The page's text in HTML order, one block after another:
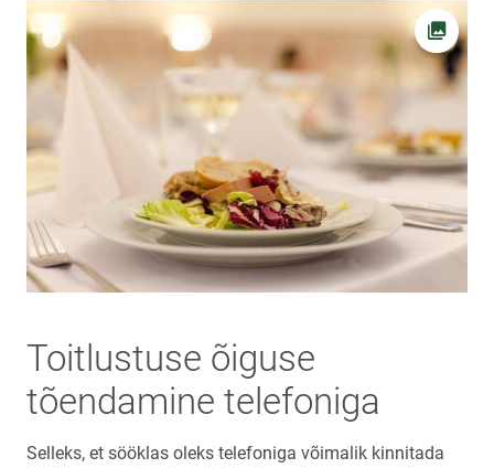
Ava
Toitlustuse õiguse
tõendamine telefoniga
Selleks, et sööklas oleks telefoniga võimalik kinnitada